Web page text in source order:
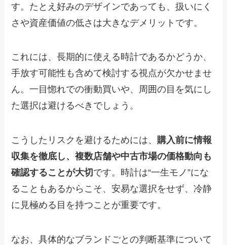
す。たとえ好みのデザインであっても、扱いにく
さや資産価値の低さは大きなデメリットです。
これには、長期的に使える時計であるかどうか、
手放す可能性も含めて検討する視点が欠かせませ
ん。一目惚れでの衝動買いや、周囲の目を気にし
た選択は避けるべきでしょう。
こうしたリスクを避けるためには、 購入前に情報
収集を徹底し、複数店舗や中古市場の価格動向も
確認することが大切 です。時計は“一生モノ”にな
ることもあるからこそ、安易な選択をせず、冷静
に見極める目を持つことが重要です。
なお、具体的なブランドごとの判断基準について